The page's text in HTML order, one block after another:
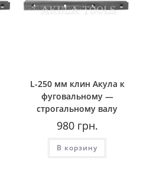
L-250 мм клин Акула к
фуговальному —
строгальному валу
980грн.
В корзину